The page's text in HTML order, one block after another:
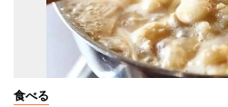
食べる